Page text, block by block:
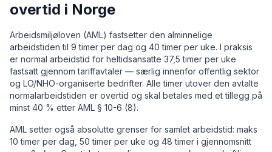
overtid i Norge
Arbeidsmiljøloven (AML) fastsetter den alminnelige
arbeidstiden til 9 timer per dag og 40 timer per uke. I praksis
er normal arbeidstid for heltidsansatte 37,5 timer per uke
fastsatt gjennom tariffavtaler — særlig innenfor offentlig sektor
og LO/NHO-organiserte bedrifter. Alle timer utover den avtalte
normalarbeidstiden er overtid og skal betales med et tillegg på
minst 40 % etter AML § 10-6 (8).
AML setter også absolutte grenser for samlet arbeidstid: maks
10 timer per dag, 50 timer per uke og 48 timer i gjennomsnitt